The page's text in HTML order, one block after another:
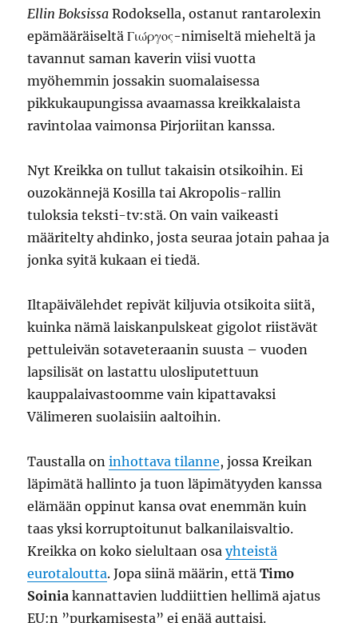
Ellin Boksissa Rodoksella, ostanut rantarolexin
epämääräiseltä Γιώργος-nimiseltä mieheltä ja
tavannut saman kaverin viisi vuotta
myöhemmin jossakin suomalaisessa
pikkukaupungissa avaamassa kreikkalaista
ravintolaa vaimonsa Pirjoriitan kanssa.
Nyt Kreikka on tullut takaisin otsikoihin. Ei
ouzokännejä Kosilla tai Akropolis-rallin
tuloksia teksti-tv:stä. On vain vaikeasti
määritelty ahdinko, josta seuraa jotain pahaa ja
jonka syitä kukaan ei tiedä.
Iltapäivälehdet repivät kiljuvia otsikoita siitä,
kuinka nämä laiskanpulskeat gigolot riistävät
pettuleivän sotaveteraanin suusta – vuoden
lapsilisät on lastattu ulosliputettuun
kauppalaivastoomme vain kipattavaksi
Välimeren suolaisiin aaltoihin.
Taustalla oninhottava tilanne, jossa Kreikan
läpimätä hallinto ja tuon läpimätyyden kanssa
elämään oppinut kansa ovat enemmän kuin
taas yksi korruptoitunut balkanilaisvaltio.
Kreikka on koko sielultaan osayhteistä
eurotaloutta. Jopa siinä määrin, ettäTimo
Soinia kannattavien luddiittien hellimä ajatus
EU:n ”purkamisesta” ei enää auttaisi.